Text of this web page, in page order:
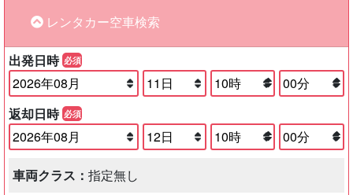
レンタカー空車検索
出発日時 必須
返却日時 必須
車両クラス： 指定無し